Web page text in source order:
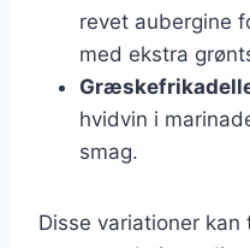
revet aubergine
med ekstra
hvidvin i
smag.
Disse variationer